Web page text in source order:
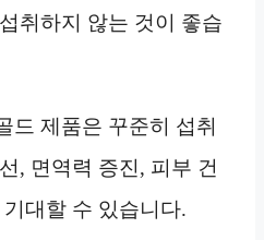
취하지 않는 것이 좋습
드 제품은 꾸준히 섭취
, 면역력 증진, 피부 건
대할 수 있습니다.